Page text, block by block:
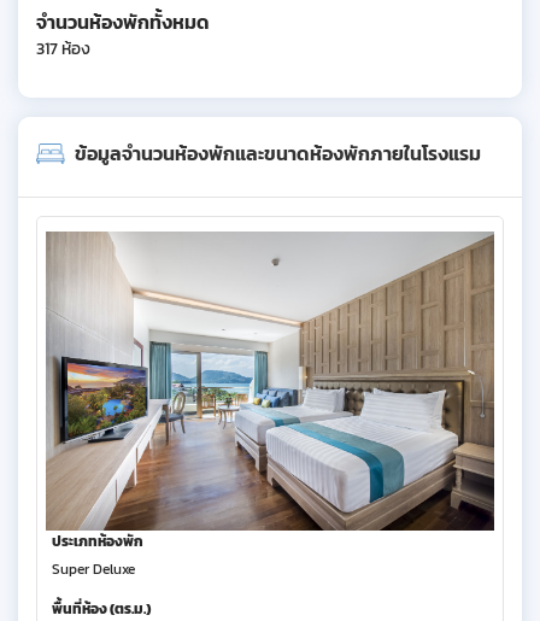
จำนวนห้องพักทั้งหมด
317 ห้อง
ข้อมูลจำนวนห้องพักและขนาดห้องพักภายในโรงแรม
ประเภทห้องพัก
Super Deluxe
พื้นที่ห้อง (ตร.ม.)